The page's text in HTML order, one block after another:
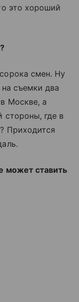
это хороший
смен. Ну
на съемки два
Москве, а
стороны, где в
Приходится
может ставить